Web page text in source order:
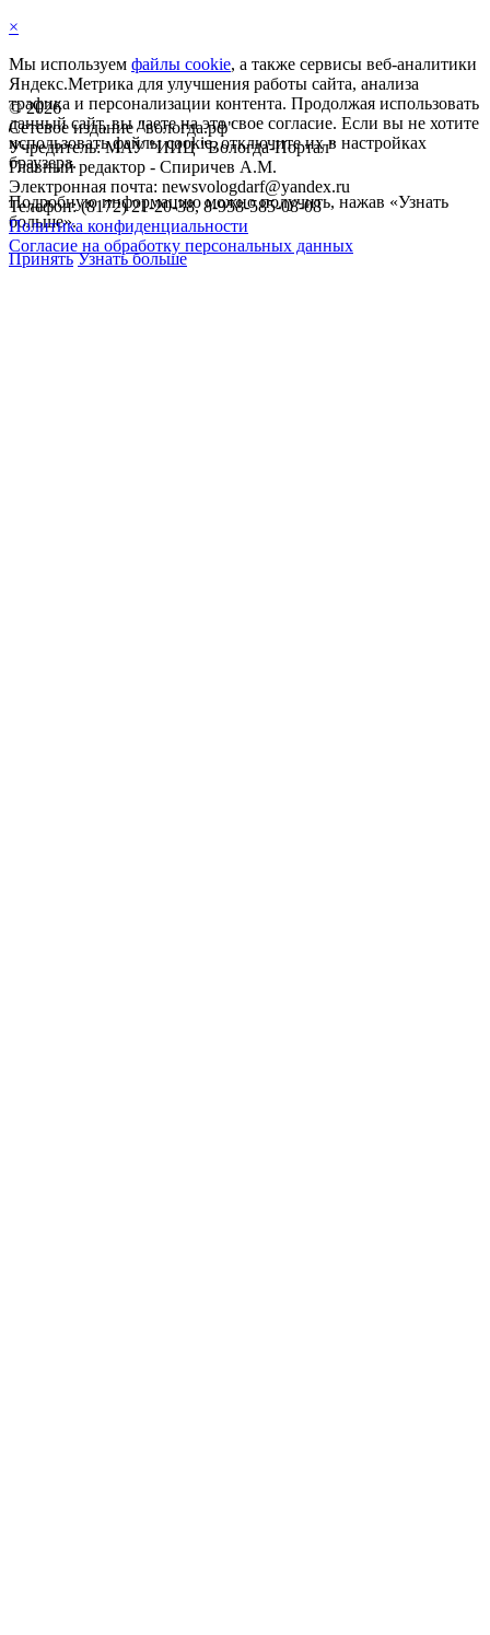
©2026
Сетевое издание "вологда.рф"
Учредитель: МАУ "ИИЦ "Вологда-Портал"
Главный редактор - Спиричев А.М.
Электронная почта: newsvologdarf@yandex.ru
Телефон: (8172) 21-20-38, 8-958-585-08-08
Политика конфиденциальности
Согласие на обработку персональных данных
×
Мы используем файлы cookie, а также сервисы веб-аналитики
Яндекс.Метрика для улучшения работы сайта, анализа
трафика и персонализации контента. Продолжая использовать
данный сайт, вы даете на это свое согласие. Если вы не хотите
использовать файлы cookie, отключите их в настройках
браузера.
Подробную информацию можно получить, нажав «Узнать
больше».
Принять Узнать больше